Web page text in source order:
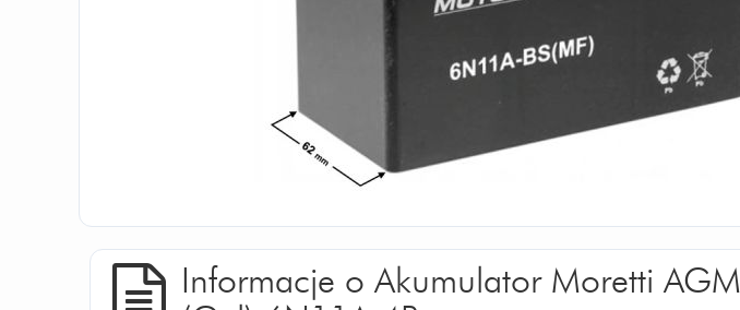
Informacje o Akumulator Moretti AGM